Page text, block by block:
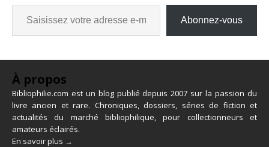
Abonnez-vous
À propos
Bibliophilie.com est un blog publié depuis 2007 sur la passion du
livre ancien et rare. Chroniques, dossiers, séries de fiction et
actualités du marché bibliophilique, pour collectionneurs et
amateurs éclairés.
En savoir plus →